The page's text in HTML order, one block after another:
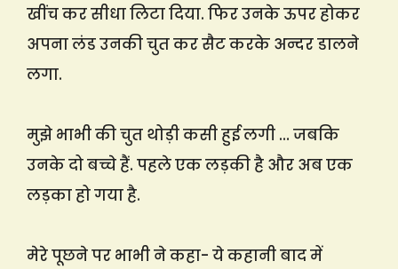
खींच कर सीधा लिटा दिया. फिर उनके ऊपर होकर
अपना लंड उनकी चुत कर सैट करके अन्दर डालने
लगा.
मुझे भाभी की चुत थोड़ी कसी हुई लगी … जबकि
उनके दो बच्चे हैं. पहले एक लड़की है और अब एक
लड़का हो गया है.
मेरे पूछने पर भाभी ने कहा- ये कहानी बाद में